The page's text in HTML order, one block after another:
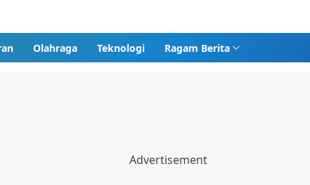
Olahraga Teknologi Ragam Berita